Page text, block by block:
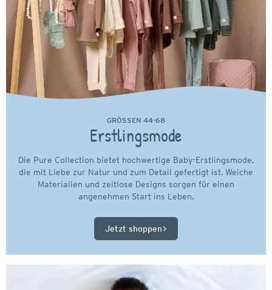
GRÖSSEN 44-68
Erstlingsmode
Die Pure Collection bietet hochwertige Baby-Erstlingsmode,
die mit Liebe zur Natur und zum Detail gefertigt ist. Weiche
Materialien und zeitlose Designs sorgen für einen
angenehmen Start ins Leben.
Jetzt shoppen